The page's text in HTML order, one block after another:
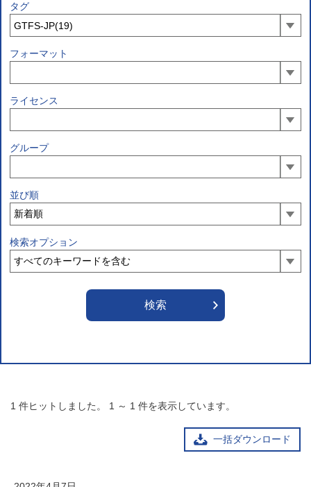
タグ
フォーマット
ライセンス
グループ
並び順
検索オプション
1 件ヒットしました。 1 ～ 1 件を表示しています。
一括ダウンロード